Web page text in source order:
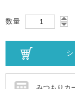
数量